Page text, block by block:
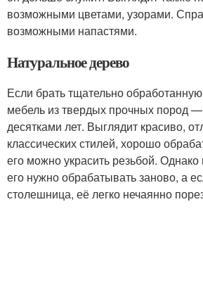
возможными цветами, узорами.
возможными напастями.
Натуральное дерево
Если брать тщательно
мебель из твердых прочных пород
десятками лет. Выглядит красиво,
классических стилей, хорошо
его можно украсить резьбой.
его нужно обрабатывать заново, а
столешница, её легко нечаянно